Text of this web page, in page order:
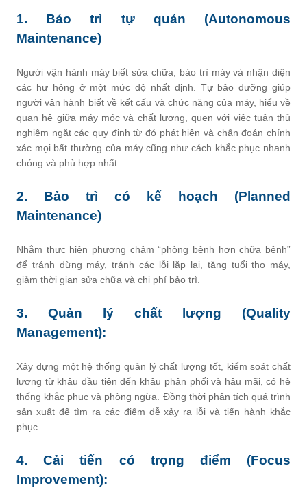
1. Bảo trì tự quản (Autonomous
Maintenance)
Người vận hành máy biết sửa chữa, bảo trì máy và nhận diện
các hư hỏng ở một mức độ nhất định. Tự bảo dưỡng giúp
người vận hành biết về kết cấu và chức năng của máy, hiểu về
quan hệ giữa máy móc và chất lượng, quen với việc tuân thủ
nghiêm ngặt các quy định từ đó phát hiện và chẩn đoán chính
xác mọi bất thường của máy cũng như cách khắc phục nhanh
chóng và phù hợp nhất.
2. Bảo trì có kế hoạch (Planned
Maintenance)
Nhằm thực hiện phương châm “phòng bệnh hơn chữa bệnh”
để tránh dừng máy, tránh các lỗi lặp lại, tăng tuổi thọ máy,
giảm thời gian sửa chữa và chi phí bảo trì.
3. Quản lý chất lượng (Quality
Management):
Xây dựng một hệ thống quản lý chất lượng tốt, kiểm soát chất
lượng từ khâu đầu tiên đến khâu phân phối và hậu mãi, có hệ
thống khắc phục và phòng ngừa. Đồng thời phân tích quá trình
sản xuất để tìm ra các điểm dễ xảy ra lỗi và tiến hành khắc
phục.
4. Cải tiến có trọng điểm (Focus
Improvement):